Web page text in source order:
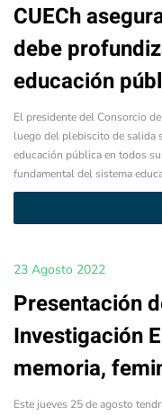
CUECh
debe
educación
El presidente del Consorcio
luego del plebiscito de salida
educación pública en todos
fundamental del sistema
23 Agosto 2022
Presentación
Investigación
memoria,
Este jueves 25 de agosto